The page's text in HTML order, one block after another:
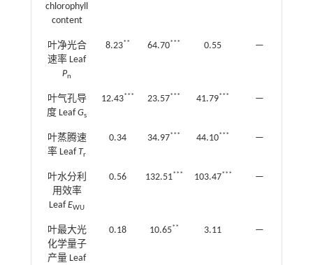
chlorophyll
content
叶净光合
速率 Leaf
Pn
8.23** 64.70*** 0.55 —
叶气孔导
度 LeafGs
12.43*** 23.57*** 41.79*** —
叶蒸腾速
率 LeafTr
0.34 34.97*** 44.10*** —
叶水分利
用效率
LeafEWU
0.56 132.51*** 103.47*** —
叶最大光
化学量子
产量 Leaf
0.18 10.65** 3.11 —